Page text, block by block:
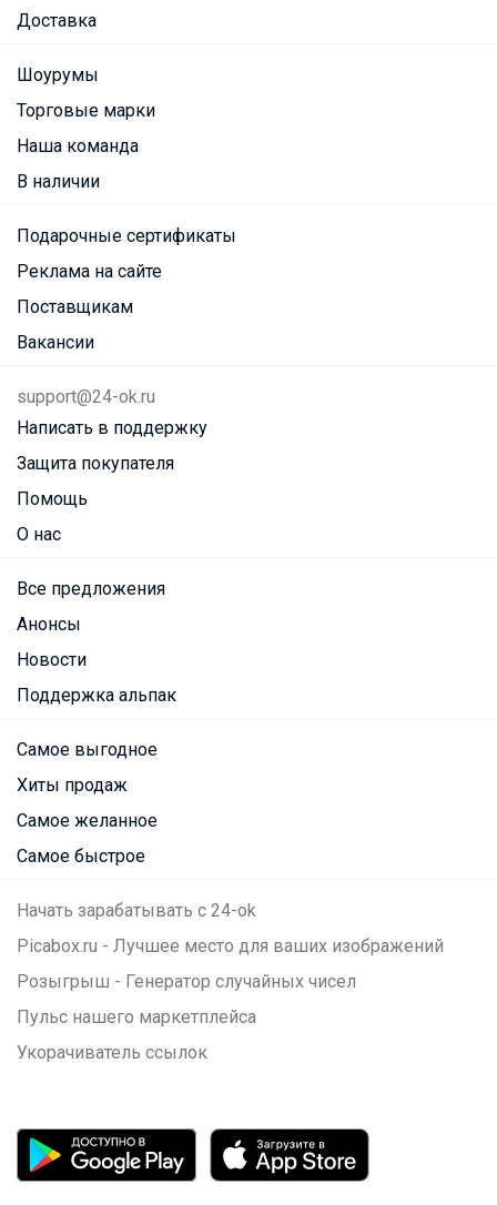
Доставка
Шоурумы
Торговые марки
Наша команда
В наличии
Подарочные сертификаты
Реклама на сайте
Поставщикам
Вакансии
support@24-ok.ru
Написать в поддержку
Защита покупателя
Помощь
О нас
Все предложения
Анонсы
Новости
Поддержка альпак
Самое выгодное
Хиты продаж
Самое желанное
Самое быстрое
Начать зарабатывать с 24-ok
Picabox.ru - Лучшее место для ваших изображений
Розыгрыш - Генератор случайных чисел
Пульс нашего маркетплейса
Укорачиватель ссылок